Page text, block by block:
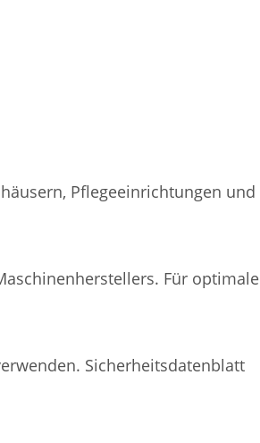
Pflegeeinrichtungen und
Für optimale
Sicherheitsdatenblatt